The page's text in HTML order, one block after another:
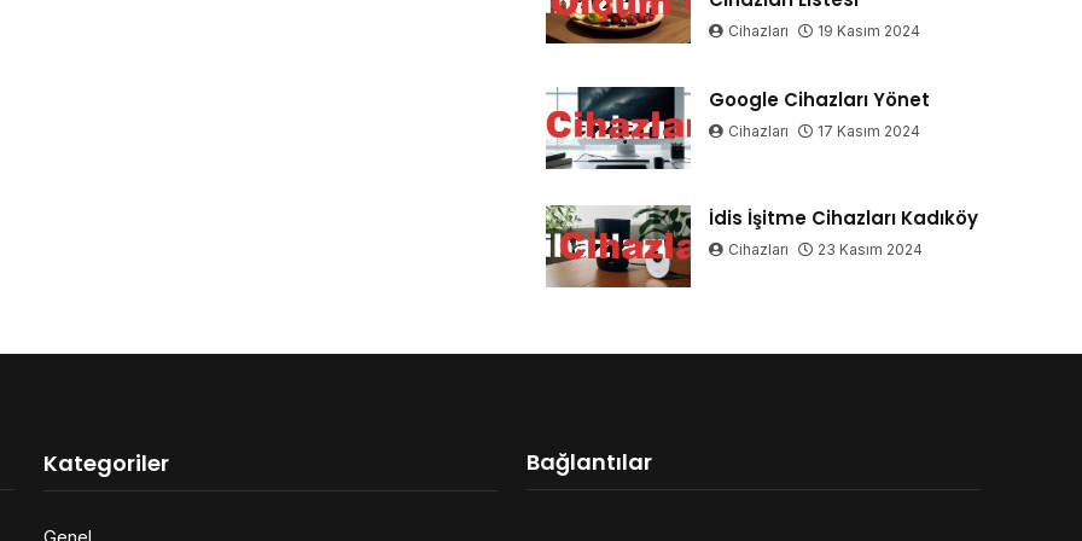
Cihazları 19 Kasım 2024
Google Cihazları Yönet
Cihazları 17 Kasım 2024
İdis İşitme Cihazları Kadıköy
Cihazları 23 Kasım 2024
Kategoriler
Genel
Bağlantılar